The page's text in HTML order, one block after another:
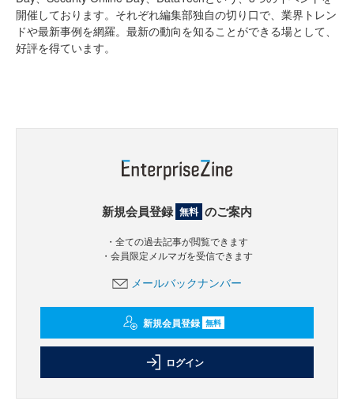
開催しております。それぞれ編集部独自の切り口で、業界トレン
ドや最新事例を網羅。最新の動向を知ることができる場として、
好評を得ています。
新規会員登録 無料 のご案内
・全ての過去記事が閲覧できます
・会員限定メルマガを受信できます
メールバックナンバー
新規会員登録 無料
ログイン